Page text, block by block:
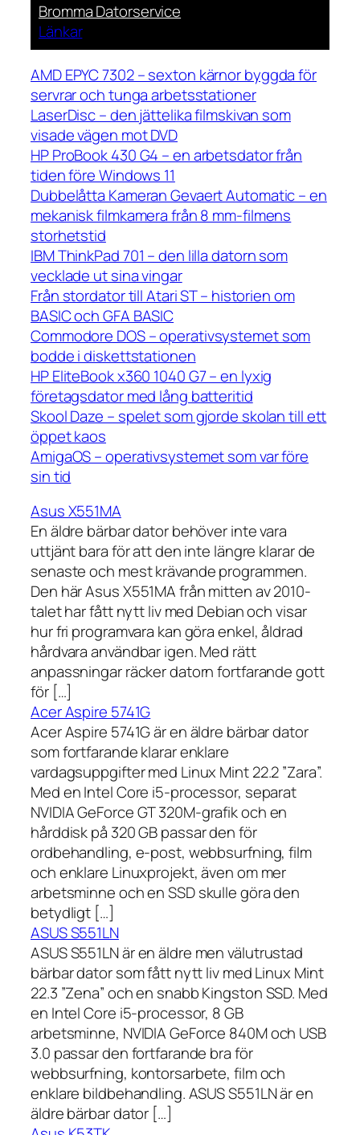
Bromma Datorservice
Länkar
AMD EPYC 7302 – sexton kärnor byggda för
servrar och tunga arbetsstationer
LaserDisc – den jättelika filmskivan som
visade vägen mot DVD
HP ProBook 430 G4 – en arbetsdator från
tiden före Windows 11
Dubbelåtta Kameran Gevaert Automatic – en
mekanisk filmkamera från 8 mm-filmens
storhetstid
IBM ThinkPad 701 – den lilla datorn som
vecklade ut sina vingar
Från stordator till Atari ST – historien om
BASIC och GFA BASIC
Commodore DOS – operativsystemet som
bodde i diskettstationen
HP EliteBook x360 1040 G7 – en lyxig
företagsdator med lång batteritid
Skool Daze – spelet som gjorde skolan till ett
öppet kaos
AmigaOS – operativsystemet som var före
sin tid
Asus X551MA
En äldre bärbar dator behöver inte vara
uttjänt bara för att den inte längre klarar de
senaste och mest krävande programmen.
Den här Asus X551MA från mitten av 2010-
talet har fått nytt liv med Debian och visar
hur fri programvara kan göra enkel, åldrad
hårdvara användbar igen. Med rätt
anpassningar räcker datorn fortfarande gott
för […]
Acer Aspire 5741G
Acer Aspire 5741G är en äldre bärbar dator
som fortfarande klarar enklare
vardagsuppgifter med Linux Mint 22.2 ”Zara”.
Med en Intel Core i5-processor, separat
NVIDIA GeForce GT 320M-grafik och en
hårddisk på 320 GB passar den för
ordbehandling, e-post, webbsurfning, film
och enklare Linuxprojekt, även om mer
arbetsminne och en SSD skulle göra den
betydligt […]
ASUS S551LN
ASUS S551LN är en äldre men välutrustad
bärbar dator som fått nytt liv med Linux Mint
22.3 ”Zena” och en snabb Kingston SSD. Med
en Intel Core i5-processor, 8 GB
arbetsminne, NVIDIA GeForce 840M och USB
3.0 passar den fortfarande bra för
webbsurfning, kontorsarbete, film och
enklare bildbehandling. ASUS S551LN är en
äldre bärbar dator […]